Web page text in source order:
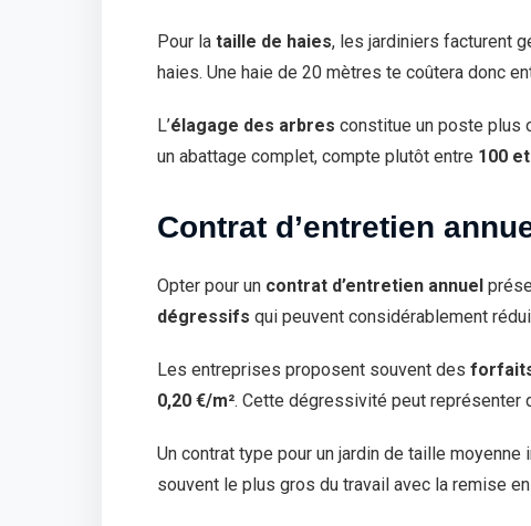
Pour la taille de haies, les jardiniers facturent
haies. Une haie de 20 mètres te coûtera donc
L’élagage des arbres constitue un poste plus
un abattage complet, compte plutôt entre 100
Contrat d’entretien
Opter pour un contrat d’entretien annuel
dégressifs qui peuvent considérablement
Les entreprises proposent souvent des
0,20 €/m². Cette dégressivité peut représenter
Un contrat type pour un jardin de taille moyenne
souvent le plus gros du travail avec la remise